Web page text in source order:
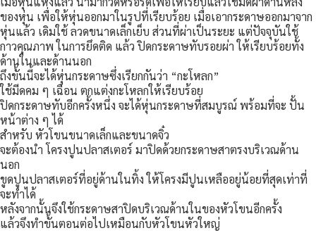
ของหุ่น เพื่อให้หุ่นออกมาในรูปที่เรียบร้อย เมื่อเอากระดาษออกมาจาก
หุ่นแล้ว เดิมใช้ ลวดขนาดเล็กเย็บ ส่วนที่ผ่าเป็นระยะ แต่ปัจจุบันใช้
กาวคุณภาพ ในการยึดติด แล้ว ปิดกระดาษทับรอยผ่า ให้เรียบร้อยทั้ง
ด้านในและด้านนอก
ถึงขั้นนี้จะได้หุ่นกระดาษซึ่งเรียกกันว่า “กะโหลก”
ใช้มีดคม ๆ เฉือน ตกแต่งกะโหลกให้เรียบร้อย
ปิดกระดาษทับอีกครั้งหนึ่ง จะได้หุ่นกระดาษที่สมบูรณ์ พร้อมที่จะ ปั้น
หน้าต่าง ๆ ได้
สำหรับ หัวโขนขนาดเล็กและขนาดจิ๋ว
จะต้องนำ โครงปูนปลาสเตอร์ มาปิดด้วยกระดาษสาตรงบริเวณด้าน
นอก
ขูดปูนปลาสเตอร์ที่อยู่ด้านในทิ้ง ให้โครงมีปูนเหลืออยู่น้อยที่สุดเท่าที่
จะทำได้
หลังจากนั้นจึงใช้กระดาษสาปิดบริเวณด้านในของหัวโขนอีกครั้ง
แล้วจึงทำขั้นตอนต่อไปเหมือนกับหัวโขนหัวใหญ่